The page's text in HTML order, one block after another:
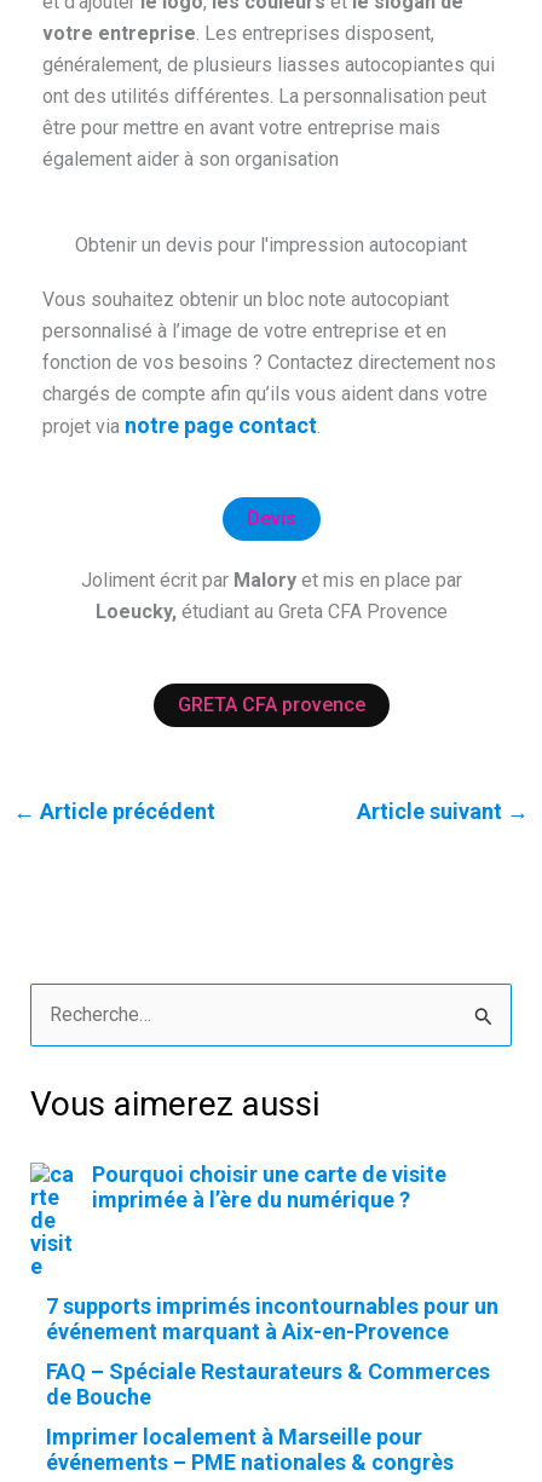
votre entreprise. Les entreprises disposent,
généralement, de plusieurs liasses autocopiantes qui
ont des utilités différentes. La personnalisation peut
être pour mettre en avant votre entreprise mais
également aider à son organisation
Obtenir un devis pour l'impression autocopiant
Vous souhaitez obtenir un bloc note autocopiant
personnalisé à l’image de votre entreprise et en
fonction de vos besoins ? Contactez directement nos
chargés de compte afin qu’ils vous aident dans votre
projet via notre page contact.
Devis
Joliment écrit parMaloryet mis en place par
Loeucky,étudiant au Greta CFA Provence
GRETA CFA provence
← Article précédent Article suivant →
c
e
r
c
Vous aimerez aussi
Pourquoi choisir une carte de visite
imprimée à l’ère du numérique ?
7 supports imprimés incontournables pour un
événement marquant à Aix-en-Provence
FAQ – Spéciale Restaurateurs & Commerces
de Bouche
Imprimer localement à Marseille pour
événements – PME nationales & congrès